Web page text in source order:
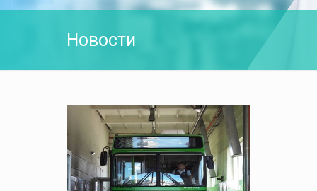
Новости